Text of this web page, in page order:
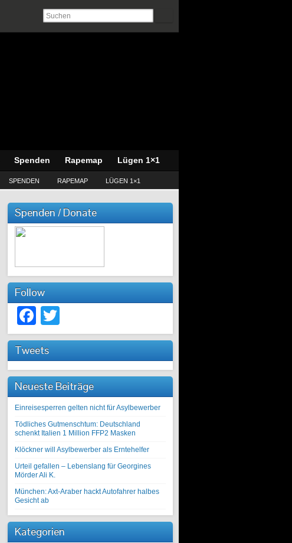
Spenden Rapemap Lügen 1×1
SPENDEN RAPEMAP LÜGEN 1×1
Spenden / Donate
Follow
Facebook
Tweets
Neueste Beiträge
Einreisesperren gelten nicht für Asylbewerber
Tödliches Gutmenschtum: Deutschland
schenkt Italien 1 Million FFP2 Masken
Klöckner will Asylbewerber als Erntehelfer
Urteil gefallen – Lebenslang für Georgines
Mörder Ali K.
München: Axt-Araber hackt Autofahrer halbes
Gesicht ab
Kategorien